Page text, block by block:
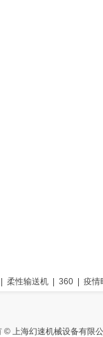
柔性输送机 360 疫情
© 上海幻速机械设备有限